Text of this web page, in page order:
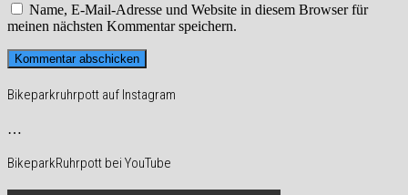
Name, E-Mail-Adresse und Website in diesem Browser für
meinen nächsten Kommentar speichern.
Bikeparkruhrpott auf Instagram
…
BikeparkRuhrpott bei YouTube